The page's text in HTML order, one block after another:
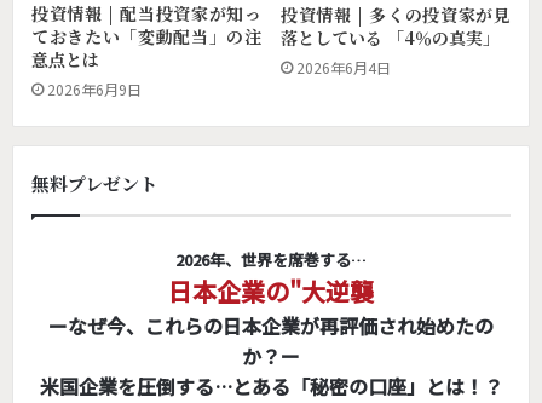
投資情報 | 配当投資家が知っ
ておきたい「変動配当」の注
意点とは
2026年6月9日
投資情報 | 多くの投資家が見
落としている 「4％の真実」
2026年6月4日
無料プレゼント
2026年、世界を席巻する…
日本企業の"大逆襲
ーなぜ今、これらの日本企業が再評価され始めたの
か？ー
米国企業を圧倒する…とある「秘密の口座」とは！？